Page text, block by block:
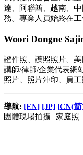
達、阿聯酋、越南、
務。專業人員始終在工
Woori Dongne
證件照、護照照片、
講師/律師/企業代表網
照片、照片沖印、員
導航: [EN] [JP] [CN(简
團體現場拍攝 | 家庭照